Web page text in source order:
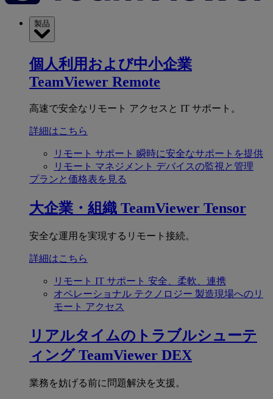
製品
個人利用および中小企業
TeamViewer Remote
高速で安全なリモート アクセスと IT サポート。
詳細はこちら
リモート サポート 瞬時に安全なサポートを提供
リモート マネジメント デバイスの監視と管理
プランと価格表を見る
大企業・組織 TeamViewer Tensor
安全な運用を実現するリモート接続。
詳細はこちら
リモート IT サポート 安全、柔軟、連携
オペレーショナル テクノロジー 製造現場へのリ
モート アクセス
リアルタイムのトラブルシューテ
ィング TeamViewer DEX
業務を妨げる前に問題解決を支援。